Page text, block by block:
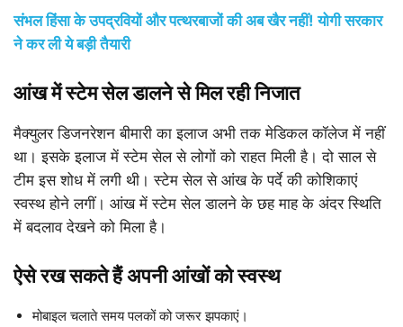
संभल हिंसा के उपद्रवियों और पत्थरबाजों की अब खैर नहीं! योगी सरकार
ने कर ली ये बड़ी तैयारी
आंख में स्टेम सेल डालने से मिल रही निजात
मैक्युलर डिजनरेशन बीमारी का इलाज अभी तक मेडिकल कॉलेज में नहीं
था। इसके इलाज में स्टेम सेल से लोगों को राहत मिली है। दो साल से
टीम इस शोध में लगी थी। स्टेम सेल से आंख के पर्दे की कोशिकाएं
स्वस्थ होने लगीं। आंख में स्टेम सेल डालने के छह माह के अंदर स्थिति
में बदलाव देखने को मिला है।
ऐसे रख सकते हैं अपनी आंखों को स्वस्थ
मोबाइल चलाते समय पलकों को जरूर झपकाएं।